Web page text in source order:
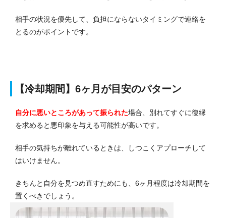
相手の状況を優先して、負担にならないタイミングで連絡を
とるのがポイントです。
【冷却期間】6ヶ月が目安のパターン
自分に悪いところがあって振られた場合、別れてすぐに復縁
を求めると悪印象を与える可能性が高いです。
相手の気持ちが離れているときは、しつこくアプローチして
はいけません。
きちんと自分を見つめ直すためにも、6ヶ月程度は冷却期間を
置くべきでしょう。